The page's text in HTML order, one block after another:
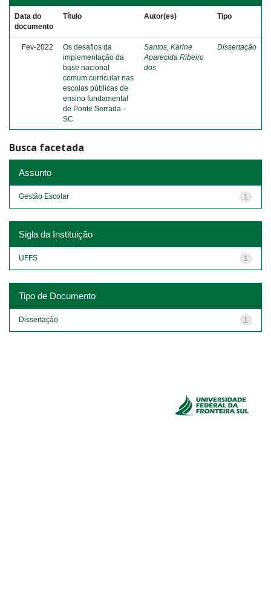
Data do
documento
Título Autor(es) Tipo
Fev-2022
Os desafios da
implementação da
base nacional
comum curricular nas
escolas públicas de
ensino fundamental
de Ponte Serrada -
SC
Santos, Karine
Aparecida Ribeiro
dos
Dissertação
Busca facetada
Assunto
1
Gestão Escolar
Sigla da Instituição
1
UFFS
Tipo de Documento
1
Dissertação